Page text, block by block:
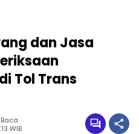
dan Jasa
Tol Trans
Baca
WIB